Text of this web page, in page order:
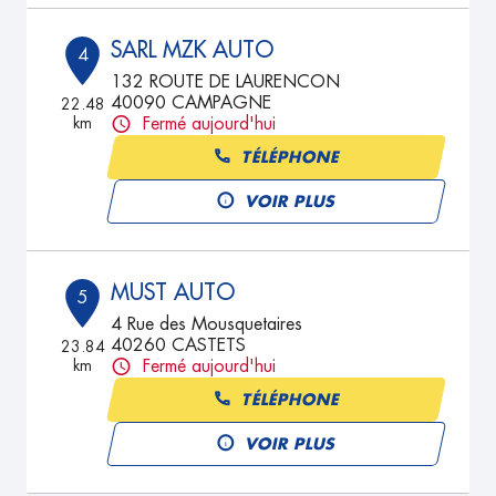
4
22.48
km
SARL MZK AUTO
132 ROUTE DE LAURENCON
40090 CAMPAGNE
Fermé aujourd'hui
TÉLÉPHONE
VOIR PLUS
5
23.84
km
MUST AUTO
4 Rue des Mousquetaires
40260 CASTETS
Fermé aujourd'hui
TÉLÉPHONE
VOIR PLUS